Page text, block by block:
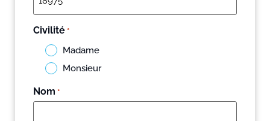
Civilité *
Madame
Monsieur
Nom *